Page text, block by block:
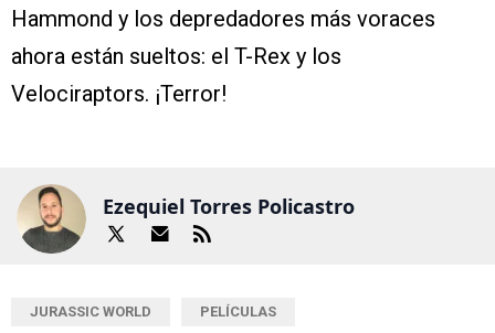
Hammond y los depredadores más voraces
ahora están sueltos: el T-Rex y los
Velociraptors. ¡Terror!
Ezequiel Torres Policastro
JURASSIC WORLD PELÍCULAS